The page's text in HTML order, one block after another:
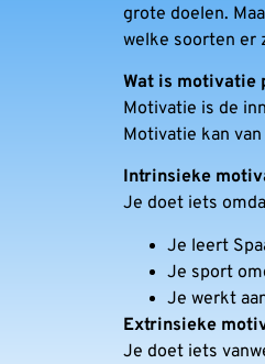
grote doelen.
welke soorten er
Wat is motivatie
Motivatie is de
Motivatie kan
Intrinsieke
Je doet iets
Je leert
Je sport
Je werkt
Extrinsieke
Je doet iets